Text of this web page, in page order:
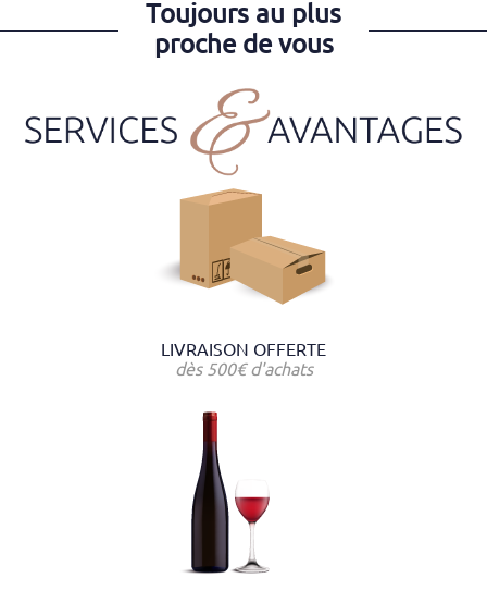
Toujours au plus
proche de vous
LIVRAISON OFFERTE
dès 500€ d'achats